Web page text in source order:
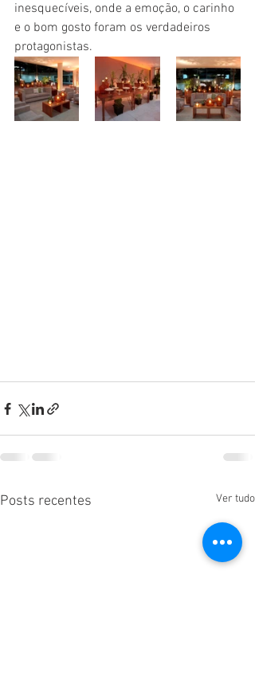
inesquecíveis, onde a emoção, o carinho
e o bom gosto foram os verdadeiros
protagonistas.
Posts recentes Ver tudo